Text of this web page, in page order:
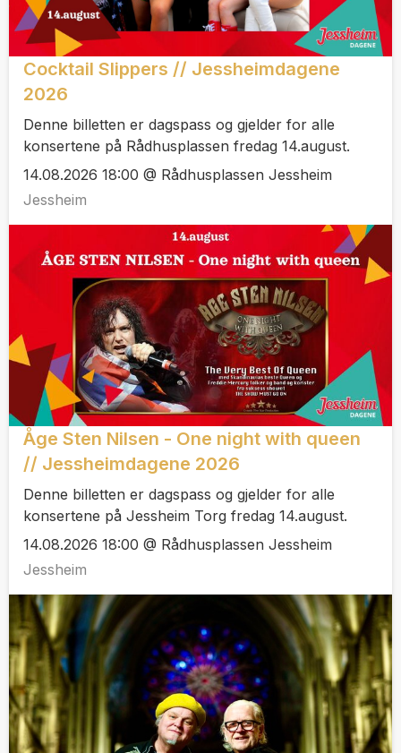
Cocktail Slippers // Jessheimdagene
2026
Denne billetten er dagspass og gjelder for alle
konsertene på Rådhusplassen fredag 14.august.
14.08.2026 18:00 @ Rådhusplassen Jessheim
Jessheim
Åge Sten Nilsen - One night with queen
// Jessheimdagene 2026
Denne billetten er dagspass og gjelder for alle
konsertene på Jessheim Torg fredag 14.august.
14.08.2026 18:00 @ Rådhusplassen Jessheim
Jessheim